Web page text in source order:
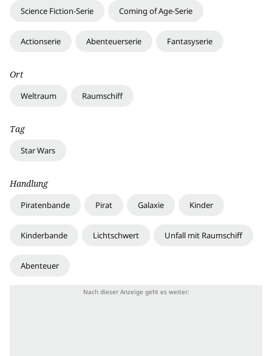
Science Fiction-Serie Coming of Age-Serie
Actionserie Abenteuerserie Fantasyserie
Ort
Weltraum Raumschiff
Tag
Star Wars
Handlung
Piratenbande Pirat Galaxie Kinder
Kinderbande Lichtschwert Unfall mit Raumschiff
Abenteuer